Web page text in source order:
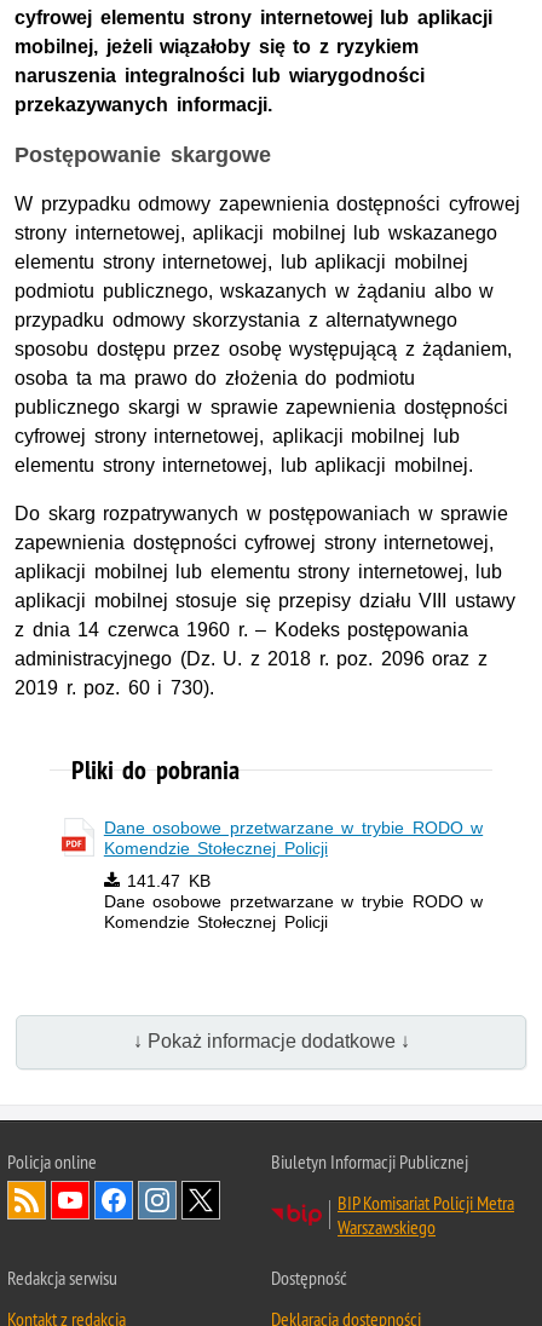
cyfrowej elementu strony internetowej lub aplikacji
mobilnej, jeżeli wiązałoby się to z ryzykiem
naruszenia integralności lub wiarygodności
przekazywanych informacji.
Postępowanie skargowe
W przypadku odmowy zapewnienia dostępności cyfrowej
strony internetowej, aplikacji mobilnej lub wskazanego
elementu strony internetowej, lub aplikacji mobilnej
podmiotu publicznego, wskazanych w żądaniu albo w
przypadku odmowy skorzystania z alternatywnego
sposobu dostępu przez osobę występującą z żądaniem,
osoba ta ma prawo do złożenia do podmiotu
publicznego skargi w sprawie zapewnienia dostępności
cyfrowej strony internetowej, aplikacji mobilnej lub
elementu strony internetowej, lub aplikacji mobilnej.
Do skarg rozpatrywanych w postępowaniach w sprawie
zapewnienia dostępności cyfrowej strony internetowej,
aplikacji mobilnej lub elementu strony internetowej, lub
aplikacji mobilnej stosuje się przepisy działu VIII ustawy
z dnia 14 czerwca 1960 r. – Kodeks postępowania
administracyjnego (Dz. U. z 2018 r. poz. 2096 oraz z
2019 r. poz. 60 i 730).
Pliki do pobrania
Dane osobowe przetwarzane w trybie RODO w
Komendzie Stołecznej Policji
141.47 KB
Dane osobowe przetwarzane w trybie RODO w
Komendzie Stołecznej Policji
↓ Pokaż informacje dodatkowe ↓
Policja online
Biuletyn Informacji Publicznej
BIP Komisariat Policji Metra
Warszawskiego
Redakcja serwisu
Kontakt z redakcją
Dostępność
Deklaracja dostępności